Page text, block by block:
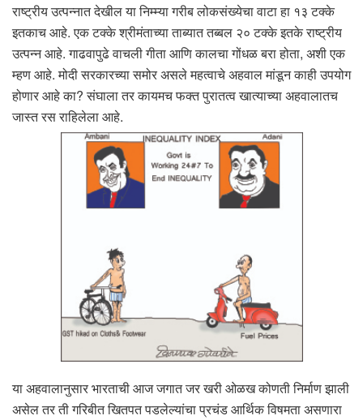
राष्ट्रीय उत्पन्नात देखील या निम्म्या गरीब लोकसंख्येचा वाटा हा १३ टक्के
इतकाच आहे. एक टक्के श्रीमंताच्या ताब्यात तब्बल २० टक्के इतके राष्ट्रीय
उत्पन्न आहे. गाढवापुढे वाचली गीता आणि कालचा गोंधळ बरा होता, अशी एक
म्हण आहे. मोदी सरकारच्या समोर असले महत्वाचे अहवाल मांडून काही उपयोग
होणार आहे का? संघाला तर कायमच फक्त पुरातत्व खात्याच्या अहवालातच
जास्त रस राहिलेला आहे.
या अहवालानुसार भारताची आज जगात जर खरी ओळख कोणती निर्माण झाली
असेल तर ती गरिबीत खितपत पडलेल्यांचा प्रचंड आर्थिक विषमता असणारा